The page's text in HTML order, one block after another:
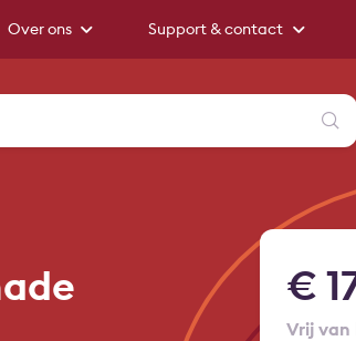
Over ons Support & contact
€
vrij